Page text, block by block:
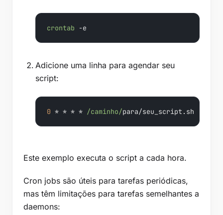
crontab -e
Adicione uma linha para agendar seu
script:
0 * * * * /caminho/para/seu_script.sh
Este exemplo executa o script a cada hora.
Cron jobs são úteis para tarefas periódicas,
mas têm limitações para tarefas semelhantes a
daemons: